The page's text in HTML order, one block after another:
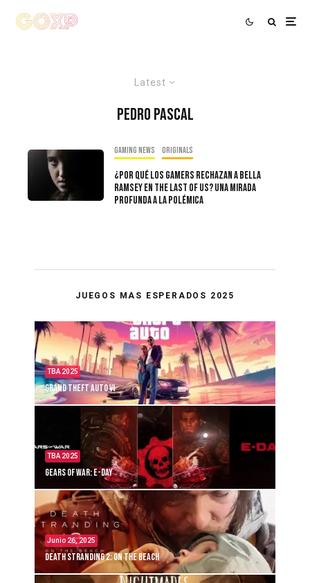
Latest
Pedro Pascal
Gaming news Originals
¿Por qué los gamers rechazan a Bella
Ramsey en The Last of Us? Una mirada
profunda a la polémica
JUEGOS MAS ESPERADOS 2025
TBA 2025
Grand Theft Auto VI
TBA 2025
Gears of War: E-Day
Junio 26, 2025
Death Stranding 2: On the Beach